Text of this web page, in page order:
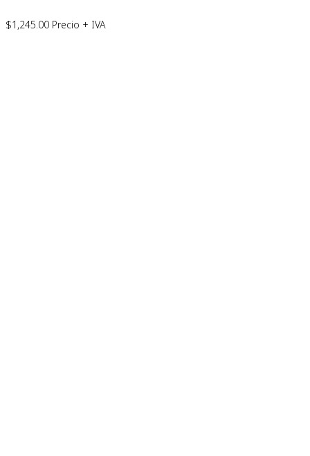
$1,245.00 Precio + IVA